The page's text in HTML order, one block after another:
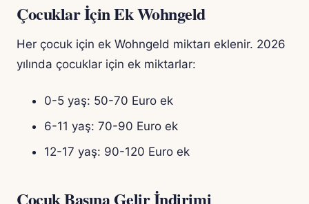
Çocuklar İçin Ek Wohngeld
Her çocuk için ek Wohngeld miktarı eklenir. 2026
yılında çocuklar için ek miktarlar:
0-5 yaş: 50-70 Euro ek
6-11 yaş: 70-90 Euro ek
12-17 yaş: 90-120 Euro ek
Çocuk Başına Gelir İndirimi